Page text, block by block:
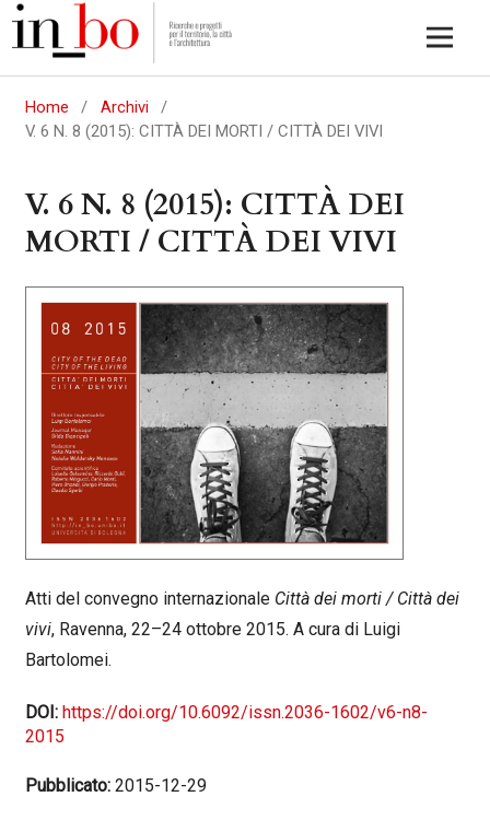
Home / Archivi
/
V. 6 N. 8 (2015): CITTÀ DEI MORTI / CITTÀ DEI VIVI
V. 6 N. 8 (2015): CITTÀ DEI
MORTI / CITTÀ DEI VIVI
Atti del convegno internazionale Città dei morti / Città dei
vivi, Ravenna, 22–24 ottobre 2015. A cura di Luigi
Bartolomei.
DOI: https://doi.org/10.6092/issn.2036-1602/v6-n8-
2015
Pubblicato: 2015-12-29